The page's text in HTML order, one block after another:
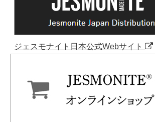
ジェスモナイト日本公式Webサイト